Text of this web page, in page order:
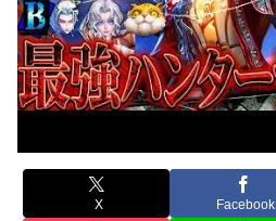
X Facebook